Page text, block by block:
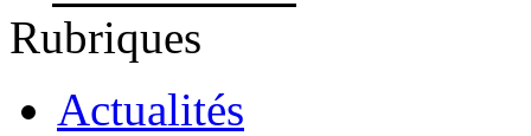
Rubriques
Actualités